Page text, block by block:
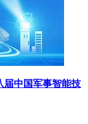
届中国军事智能技